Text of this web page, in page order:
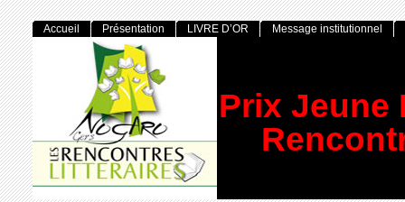
Prix Jeune
Accueil Présentation LIVRE D’OR Message institutionnel